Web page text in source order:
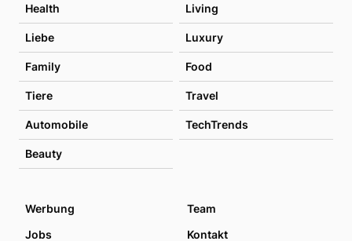
Health Living
Liebe Luxury
Family Food
Tiere Travel
Automobile TechTrends
Beauty
Werbung
Team
Jobs
Kontakt